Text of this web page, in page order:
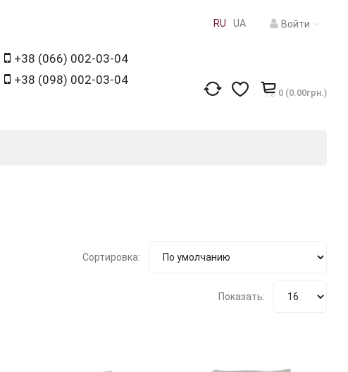
RU UA Войти
+38 (066) 002-03-04
+38 (098) 002-03-04
0 (0.00грн.)
Сортировка:
Показать: